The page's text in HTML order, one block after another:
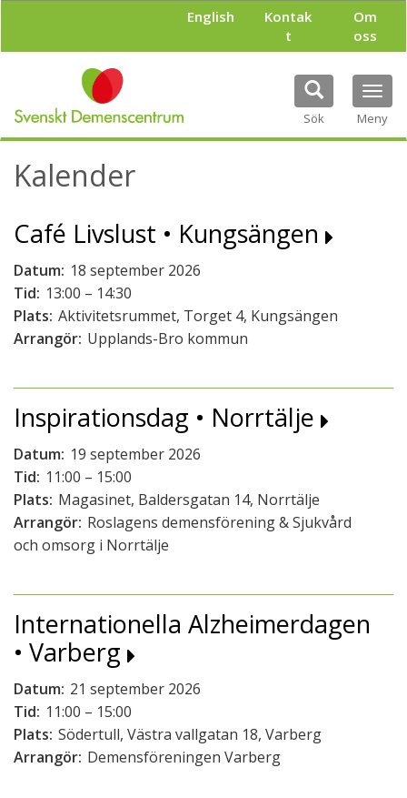
l
English
Kontak
t
Om
oss
Sök Meny
Kalender
Café Livslust • Kungsängen
Datum: 18 september 2026
Tid: 13:00 – 14:30
Plats: Aktivitetsrummet, Torget 4, Kungsängen
Arrangör: Upplands-Bro kommun
Inspirationsdag • Norrtälje
Datum: 19 september 2026
Tid: 11:00 – 15:00
Plats: Magasinet, Baldersgatan 14, Norrtälje
Arrangör: Roslagens demensförening & Sjukvård
och omsorg i Norrtälje
Internationella Alzheimerdagen
• Varberg
Datum: 21 september 2026
Tid: 11:00 – 15:00
Plats: Södertull, Västra vallgatan 18, Varberg
Arrangör: Demensföreningen Varberg